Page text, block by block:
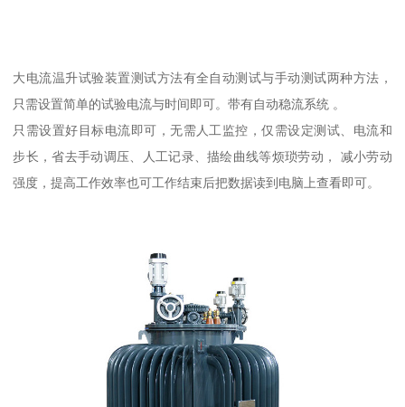
大电流温升试验装置测试方法有全自动测试与手动测试两种方法，
只需设置简单的试验电流与时间即可。带有自动稳流系统 。
只需设置好目标电流即可，无需人工监控，仅需设定测试、电流和
步长，省去手动调压、人工记录、描绘曲线等烦琐劳动， 减小劳动
强度，提高工作效率也可工作结束后把数据读到电脑上查看即可。